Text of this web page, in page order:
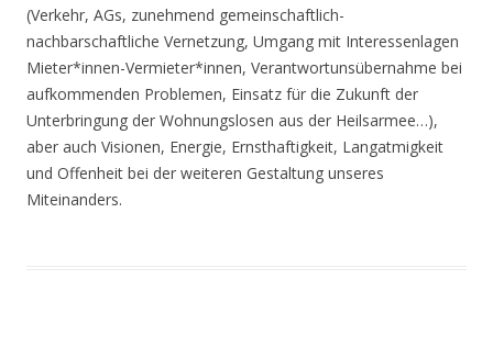
(Verkehr, AGs, zunehmend gemeinschaftlich-
nachbarschaftliche Vernetzung, Umgang mit Interessenlagen
Mieter*innen-Vermieter*innen, Verantwortunsübernahme bei
aufkommenden Problemen, Einsatz für die Zukunft der
Unterbringung der Wohnungslosen aus der Heilsarmee…),
aber auch Visionen, Energie, Ernsthaftigkeit, Langatmigkeit
und Offenheit bei der weiteren Gestaltung unseres
Miteinanders.